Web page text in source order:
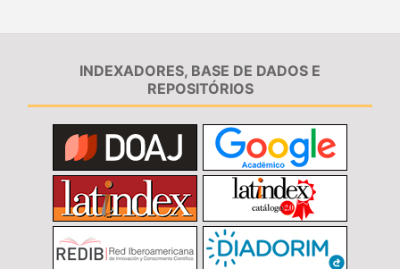
INDEXADORES, BASE DE DADOS E
REPOSITÓRIOS